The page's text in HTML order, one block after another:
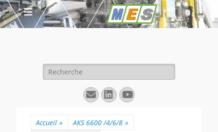
Rechercher :
E-
mail
Linkedin
YouTube
Accueil » AKS 6600 /4/6/8 »